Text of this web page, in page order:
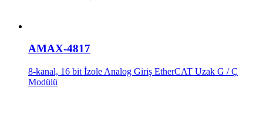
AMAX-4817
8-kanal, 16 bit İzole Analog Giriş EtherCAT Uzak G / Ç
Modülü